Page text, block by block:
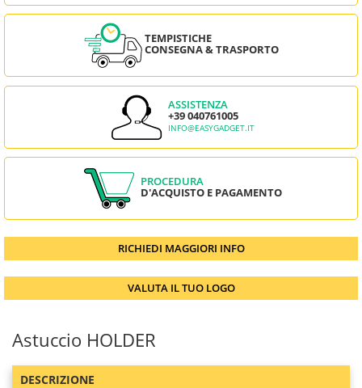
TEMPISTICHE
CONSEGNA & TRASPORTO
ASSISTENZA
+39 040761005
INFO@EASYGADGET.IT
PROCEDURA
D'ACQUISTO E PAGAMENTO
RICHIEDI MAGGIORI INFO
VALUTA IL TUO LOGO
Astuccio HOLDER
DESCRIZIONE